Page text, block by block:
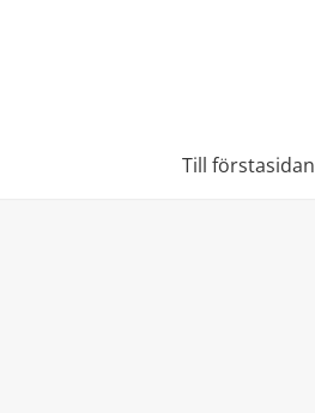
Till förstasidan